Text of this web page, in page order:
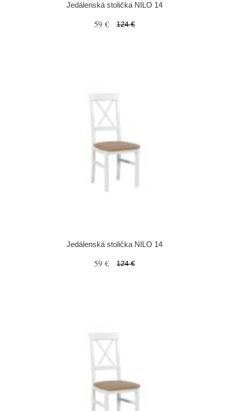
Jedálenská stolička NILO 14
59 € 124 €
Jedálenská stolička NILO 14
59 € 124 €